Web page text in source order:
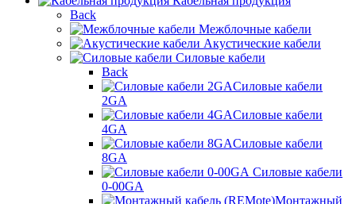
Back
Межблочные кабели
Акустические кабели
Силовые кабели
Back
Силовые кабели
2GA
Силовые кабели
4GA
Силовые кабели
8GA
Силовые кабели
0-00GA
Монтажный